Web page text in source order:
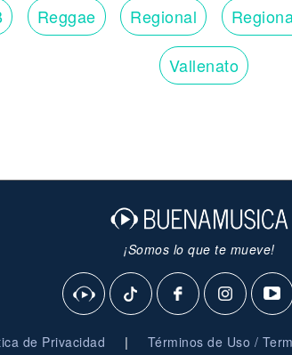
Reggae Regional
Vallenato
¡Somos lo que te mueve!
de Privacidad | Términos de Uso /